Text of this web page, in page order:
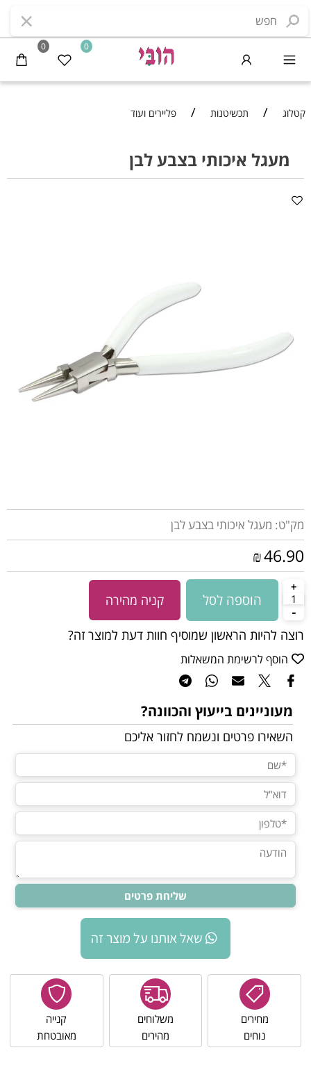
0 0
קטלוג / תכשיטנות / פליירים ועוד
מעגל איכותי בצבע לבן
מק"ט: מעגל איכותי בצבע לבן
₪46.90
הוספה לסל קניה מהירה
רוצה להיות הראשון שמוסיף חוות דעת למוצר זה?
הוסף לרשימת המשאלות
מעוניינים בייעוץ והכוונה?
השאירו פרטים ונשמח לחזור אליכם
שאל אותנו על מוצר זה
מחירים
נוחים
משלוחים
מהירים
קנייה
מאובטחת